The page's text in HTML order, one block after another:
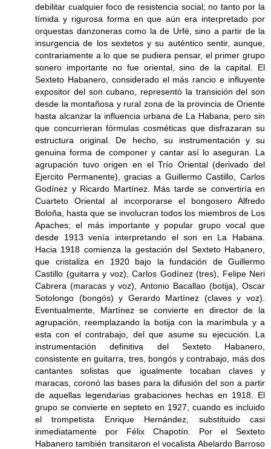
debilitar cualquier foco de resistencia social; no tanto por la
tímida y rigurosa forma en que aún era interpretado por
orquestas danzoneras como la de Urfé, sino a partir de la
insurgencia de los sextetos y su auténtico sentir, aunque,
contrariamente a lo que se pudiera pensar, el primer grupo
sonero importante no fue oriental, sino de la capital. El
Sexteto Habanero, considerado el más rancio e influyente
expositor del son cubano, representó la transición del son
desde la montañosa y rural zona de la provincia de Oriente
hasta alcanzar la influencia urbana de La Habana, pero sin
que concurrieran fórmulas cosméticas que disfrazaran su
estructura original. De hecho, su instrumentación y su
genuina forma de componer y cantar así lo aseguran. La
agrupación tuvo origen en el Trío Oriental (derivado del
Ejercito Permanente), gracias a Guillermo Castillo, Carlos
Godínez y Ricardo Martínez. Más tarde se convertiría en
Cuarteto Oriental al incorporarse el bongosero Alfredo
Boloña, hasta que se involucran todos los miembros de Los
Apaches; el más importante y popular grupo vocal que
desde 1913 venía interpretando el son en La Habana.
Hacia 1918 comienza la gestación del Sexteto Habanero,
que cristaliza en 1920 bajo la fundación de Guillermo
Castillo (guitarra y voz), Carlos Godínez (tres), Felipe Neri
Cabrera (maracas y voz), Antonio Bacallao (botija), Oscar
Sotolongo (bongós) y Gerardo Martínez (claves y voz).
Eventualmente, Martínez se convierte en director de la
agrupación, reemplazando la botija con la marímbula y a
esta con el contrabajo, del que asume su ejecución. La
instrumentación definitiva del Sexteto Habanero,
consistente en guitarra, tres, bongós y contrabajo, más dos
cantantes solistas que igualmente tocaban claves y
maracas, coronó las bases para la difusión del son a partir
de aquellas legendarias grabaciones hechas en 1918. El
grupo se convierte en septeto en 1927, cuando es incluido
el trompetista Enrique Hernández, substituido casi
inmediatamente por Félix Chapotín. Por el Sexteto
Habanero también transitaron el vocalista Abelardo Barroso